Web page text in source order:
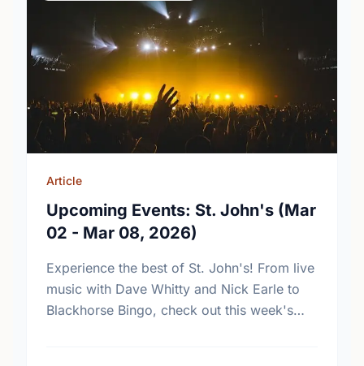
Article
Upcoming Events: St. John's (Mar
02 - Mar 08, 2026)
Experience the best of St. John's! From live
music with Dave Whitty and Nick Earle to
Blackhorse Bingo, check out this week's